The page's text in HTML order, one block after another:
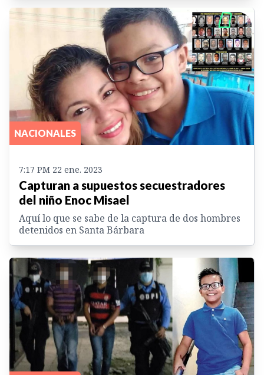
NACIONALES
7:17 PM 22 ene. 2023
Capturan a supuestos secuestradores
del niño Enoc Misael
Aquí lo que se sabe de la captura de dos hombres
detenidos en Santa Bárbara